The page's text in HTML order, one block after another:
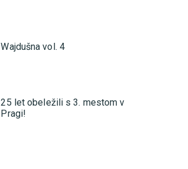
Wajdušna vol. 4
25 let obeležili s 3. mestom v
Pragi!